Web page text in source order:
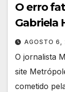
O erro
Gabriela
AGOSTO 6,
O jornalista
site
cometido